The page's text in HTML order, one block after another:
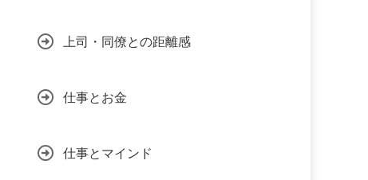
上司・同僚との距離感
仕事とお金
仕事とマインド